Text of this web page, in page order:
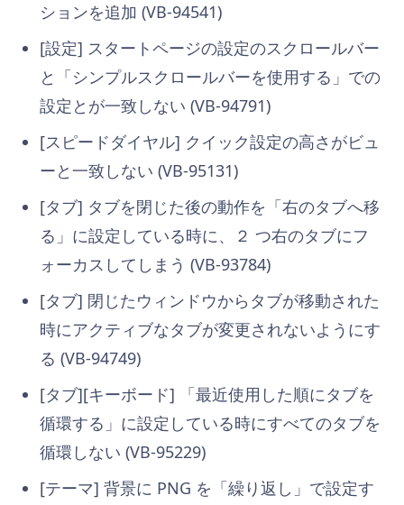
ションを追加 (VB-94541)
[設定] スタートページの設定のスクロールバー
と「シンプルスクロールバーを使用する」での
設定とが一致しない (VB-94791)
[スピードダイヤル] クイック設定の高さがビュ
ーと一致しない (VB-95131)
[タブ] タブを閉じた後の動作を「右のタブへ移
る」に設定している時に、２ つ右のタブにフ
ォーカスしてしまう (VB-93784)
[タブ] 閉じたウィンドウからタブが移動された
時にアクティブなタブが変更されないようにす
る (VB-94749)
[タブ][キーボード] 「最近使用した順にタブを
循環する」に設定している時にすべてのタブを
循環しない (VB-95229)
[テーマ] 背景に PNG を「繰り返し」で設定す